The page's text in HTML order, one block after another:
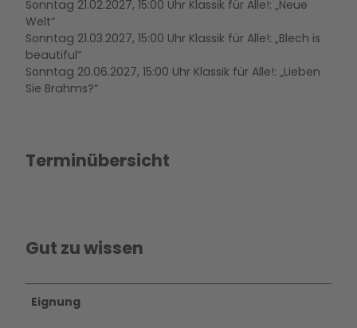
Sonntag 21.02.2027, 15:00 Uhr Klassik für Alle!: „Neue
Welt“
Sonntag 21.03.2027, 15:00 Uhr Klassik für Alle!: „Blech is
beautiful“
Sonntag 20.06.2027, 15:00 Uhr Klassik für Alle!: „Lieben
Sie Brahms?“
Terminübersicht
Gut zu wissen
Eignung